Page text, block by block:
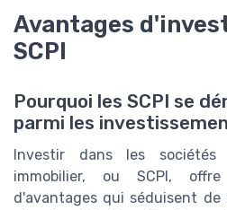
Avantages
SCPI
Pourquoi les SCPI se
parmi les
Investir dans les
immobilier, ou SCPI,
d'avantages qui séduisent de